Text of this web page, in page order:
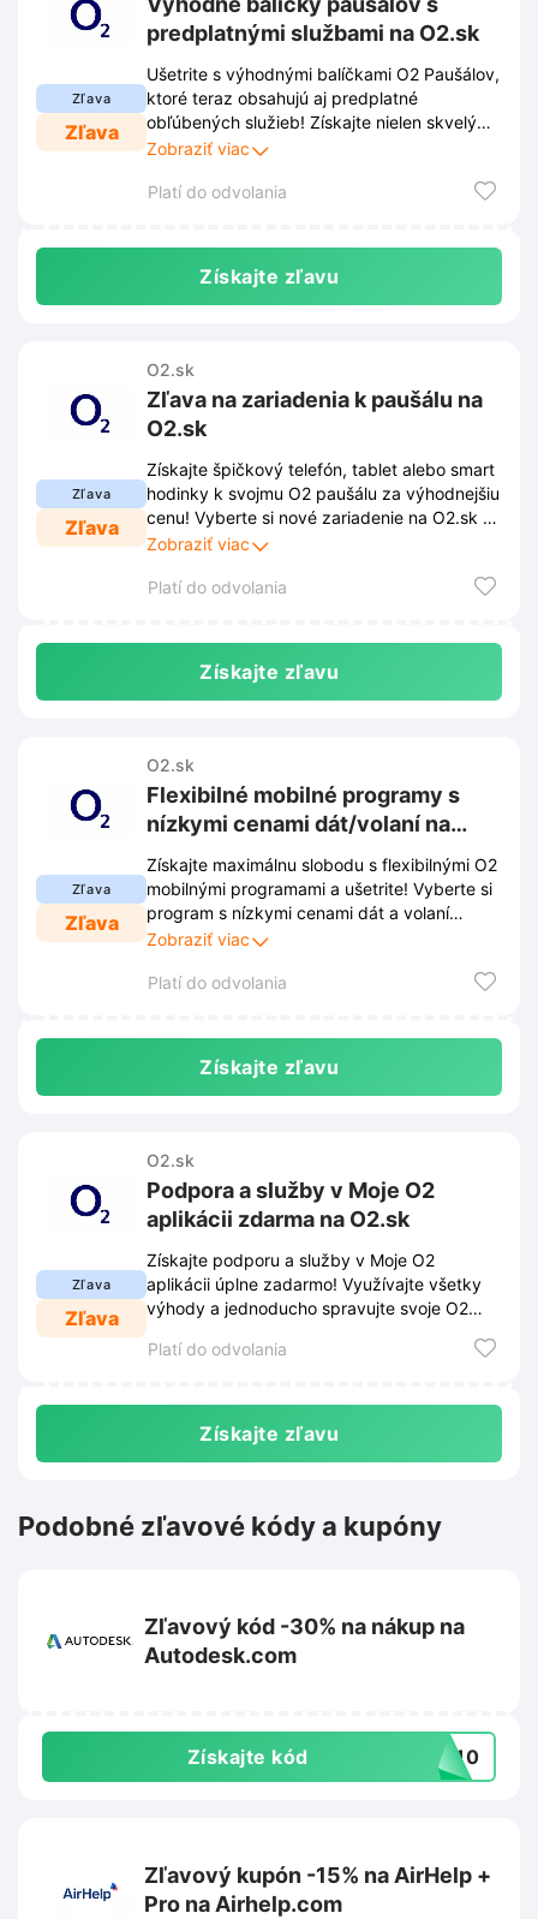
Zľava
Zľava
predplatnými službami na O2.sk
Ušetrite s výhodnými balíčkami O2 Paušálov,
ktoré teraz obsahujú aj predplatné
obľúbených služieb! Získajte nielen skvelý
mobilný tarif, ale aj prístup k zábave a
Zobraziť viac
Platí do odvolania
Získajte zľavu
Zľava
Zľava
O2.sk
Zľava na zariadenia k paušálu na
O2.sk
Získajte špičkový telefón, tablet alebo smart
hodinky k svojmu O2 paušálu za výhodnejšiu
cenu! Vyberte si nové zariadenie na O2.sk a
užívajte si zľavu, ktorá vám ušetrí peniaze.
Zobraziť viac
Platí do odvolania
Získajte zľavu
Zľava
Zľava
O2.sk
Flexibilné mobilné programy s
nízkymi cenami dát/volaní na
O2.sk
Získajte maximálnu slobodu s flexibilnými O2
mobilnými programami a ušetrite! Vyberte si
program s nízkymi cenami dát a volaní
presne podľa vašich potrieb a plaťte len za
Zobraziť viac
Platí do odvolania
Získajte zľavu
Zľava
Zľava
O2.sk
Podpora a služby v Moje O2
aplikácii zdarma na O2.sk
Získajte podporu a služby v Moje O2
aplikácii úplne zadarmo! Využívajte všetky
výhody a jednoducho spravujte svoje O2
Platí do odvolania
Získajte zľavu
Podobné zľavové kódy a kupóny
Zľavový kód -30% na nákup na
Autodesk.com
Získajte kód VE10
Zľavový kupón -15% na AirHelp +
Pro na Airhelp.com